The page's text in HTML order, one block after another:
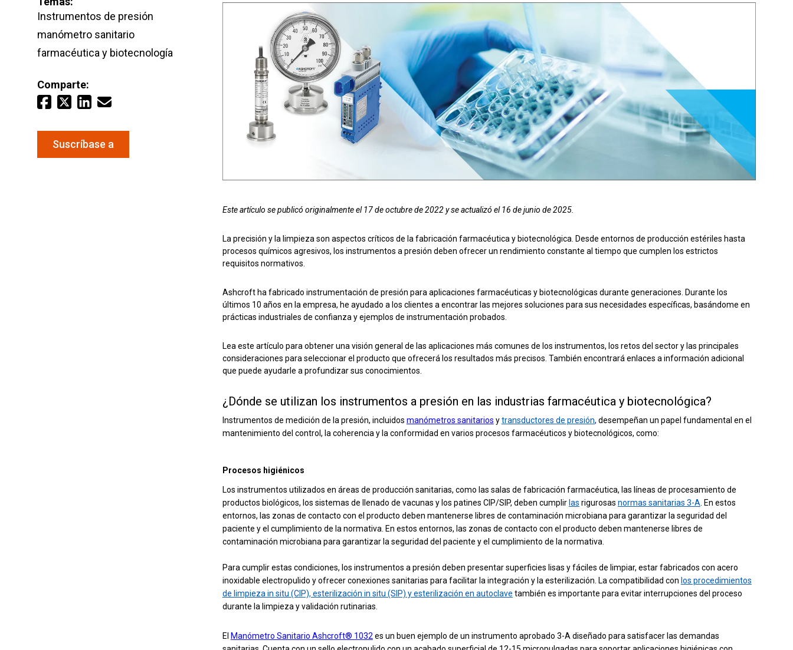
Mantenga sus equipos y procesos críticos en funcionamiento con
mediciones fiables de presión y temperatura.
Configurar el número de pieza del producto Solicitar presupuesto
Agua y aguas residuales
Instrumentos de presión
manómetro sanitario
farmacéutica y biotecnología
Comparte:
Suscríbase a
Este artículo se publicó originalmente el 17 de octubre de 2022 y se actualizó el 16 de junio de 2025.
La precisión y la limpieza son aspectos críticos de la fabricación farmacéutica y biotecnológica. Desde entornos de producción estériles hasta
procesos químicos agresivos, los instrumentos a presión deben ofrecer un rendimiento constante al tiempo que cumplen los estrictos
requisitos normativos.
Ashcroft ha fabricado instrumentación de presión para aplicaciones farmacéuticas y biotecnológicas durante generaciones. Durante los
últimos 10 años en la empresa, he ayudado a los clientes a encontrar las mejores soluciones para sus necesidades específicas, basándome en
prácticas industriales de confianza y ejemplos de instrumentación probados.
Lea este artículo para obtener una visión general de las aplicaciones más comunes de los instrumentos, los retos del sector y las principales
consideraciones para seleccionar el producto que ofrecerá los resultados más precisos. También encontrará enlaces a información adicional
que puede ayudarle a profundizar sus conocimientos.
¿Dónde se utilizan los instrumentos a presión en las industrias farmacéutica y biotecnológica?
Instrumentos de medición de la presión, incluidos manómetros sanitarios ytransductores de presión, desempeñan un papel fundamental en el
mantenimiento del control, la coherencia y la conformidad en varios procesos farmacéuticos y biotecnológicos, como:
Procesos higiénicos
Los instrumentos utilizados en áreas de producción sanitarias, como las salas de fabricación farmacéutica, las líneas de procesamiento de
productos biológicos, los sistemas de llenado de vacunas y los patines CIP/SIP, deben cumplir las rigurosas normas sanitarias 3-A . En estos
entornos, las zonas de contacto con el producto deben mantenerse libres de contaminación microbiana para garantizar la seguridad del
paciente y el cumplimiento de la normativa. En estos entornos, las zonas de contacto con el producto deben mantenerse libres de
contaminación microbiana para garantizar la seguridad del paciente y el cumplimiento de la normativa.
Para cumplir estas condiciones, los instrumentos a presión deben presentar superficies lisas y fáciles de limpiar, estar fabricados con acero
inoxidable electropulido y ofrecer conexiones sanitarias para facilitar la integración y la esterilización. La compatibilidad con los procedimientos
de limpieza in situ (CIP), esterilización in situ (SIP) y esterilización en autoclave también es importante para evitar interrupciones del proceso
durante la limpieza y validación rutinarias.
El Manómetro Sanitario Ashcroft® 1032 es un buen ejemplo de un instrumento aprobado 3-A diseñado para satisfacer las demandas